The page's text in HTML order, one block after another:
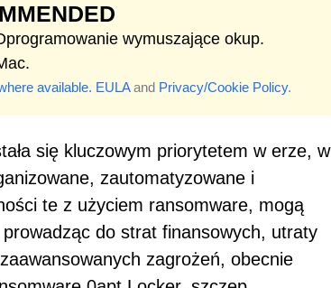
wymuszające okup.
available. EULAand Privacy/Cookie Policy.
się kluczowym priorytetem w erze, w
zautomatyzowane i
te z użyciem ransomware, mogą
do strat finansowych, utraty
zagrożeń, obecnie